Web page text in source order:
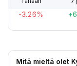
-3.26%
Mitä mieltä olet